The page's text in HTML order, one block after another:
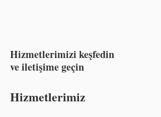
Hizmetlerimizi keşfedin
ve iletişime geçin
Hizmetlerimiz